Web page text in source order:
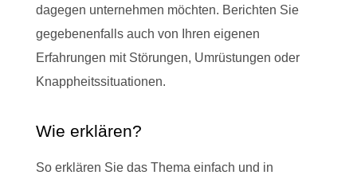
dagegen unternehmen möchten. Berichten Sie
gegebenenfalls auch von Ihren eigenen
Erfahrungen mit Störungen, Umrüstungen oder
Knappheitssituationen.
Wie erklären?
So erklären Sie das Thema einfach und in